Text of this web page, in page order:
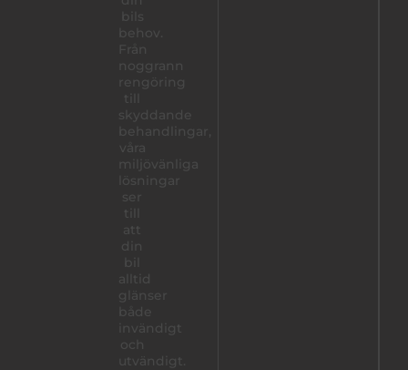
bils
behov.
Från
noggrann
rengöring
till
skyddande
behandlingar,
våra
miljövänliga
lösningar
ser
till
att
din
bil
alltid
glänser
både
invändigt
och
utvändigt.